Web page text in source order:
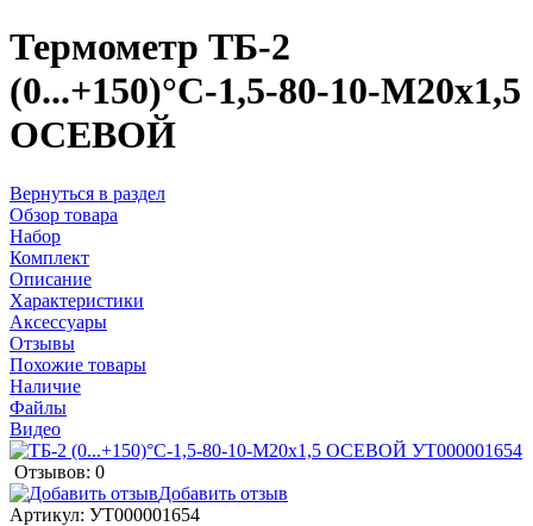
Термометр ТБ-2
(0...+150)°С-1,5-80-10-М20х1,5
ОСЕВОЙ
Вернуться в раздел
Обзор товара
Набор
Комплект
Описание
Характеристики
Аксессуары
Отзывы
Похожие товары
Наличие
Файлы
Видео
Отзывов: 0
Добавить отзыв
Артикул: УТ000001654